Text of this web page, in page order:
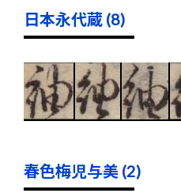
日本永代蔵 (8)
春色梅児与美 (2)